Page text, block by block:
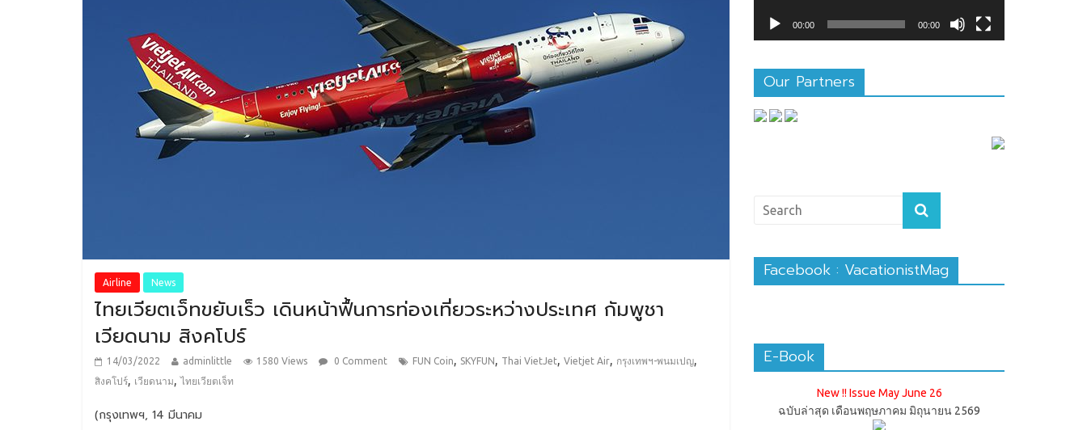
Airline News
ไทยเวียตเจ็ทขยับเร็ว เดินหน้าฟื้นการท่องเที่ยวระหว่างประเทศ กัมพูชา
เวียดนาม สิงคโปร์
14/03/2022 adminlittle 1580 Views 0 Comment FUN Coin, SKYFUN, Thai VietJet, Vietjet Air, กรุงเทพฯ-พนมเปญ,
สิงคโปร์, เวียดนาม,ไทยเวียตเจ็ท
(กรุงเทพฯ, 14 มีนาคม
00:00 00:00
Our Partners
Facebook : VacationistMag
E-Book
New !! Issue May June 26
ฉบับล่าสุด เดือนพฤษภาคม มิถุนายน 2569